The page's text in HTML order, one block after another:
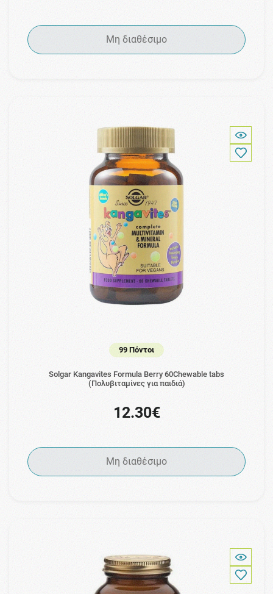
Μη διαθέσιμο
99 Πόντοι
Solgar Kangavites Formula Berry 60Chewable tabs
(Πολυβιταμίνες για παιδιά)
12.30€
Μη διαθέσιμο